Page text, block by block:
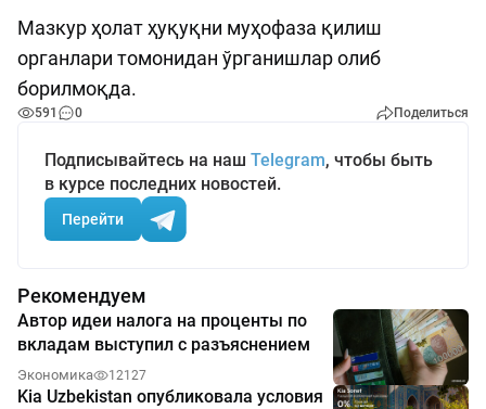
Мазкур ҳолат ҳуқуқни муҳофаза қилиш
органлари томонидан ўрганишлар олиб
борилмоқда.
591 0 Поделиться
Подписывайтесь на наш Telegram, чтобы быть
в курсе последних новостей.
Перейти
Рекомендуем
Автор идеи налога на проценты по
вкладам выступил с разъяснением
Экономика 12127
Kia Uzbekistan опубликовала условия